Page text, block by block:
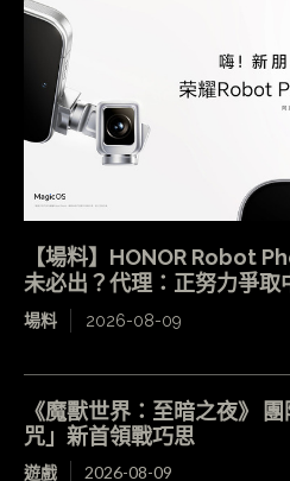
【場料】HONOR Robot
未必出？代理：正努力爭取
場料 2026-08-09
《魔獸世界：至暗之夜》
咒」新首領戰巧思
遊戲 2026-08-09